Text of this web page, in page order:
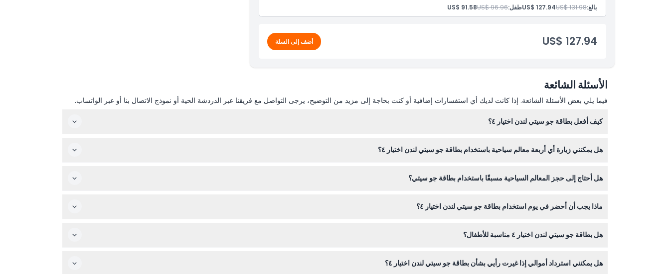
بالغ:US$ 131.98
US$ 127.94طفل:US$ 96.96
US$ 91.58
US$ 127.94 أضف إلى السلة
الأسئلة الشائعة
فيما يلي بعض الأسئلة الشائعة. إذا كانت لديك أي استفسارات إضافية أو كنت بحاجة إلى مزيد من التوضيح، يرجى التواصل مع فريقنا عبر الدردشة الحية أو نموذج الاتصال بنا أو عبر الواتساب.
كيف أفعل بطاقة جو سيتي لندن اختيار ٤؟
هل يمكنني زيارة أي أربعة معالم سياحية باستخدام بطاقة جو سيتي لندن اختيار ٤؟
هل أحتاج إلى حجز المعالم السياحية مسبقًا باستخدام بطاقة جو سيتي؟
ماذا يجب أن أحضر في يوم استخدام بطاقة جو سيتي لندن اختيار ٤؟
هل بطاقة جو سيتي لندن اختيار ٤ مناسبة للأطفال؟
هل يمكنني استرداد أموالي إذا غيرت رأيي بشأن بطاقة جو سيتي لندن اختيار ٤؟